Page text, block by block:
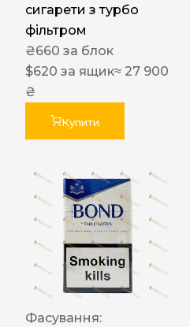
сигарети з турбо
фільтром
₴660 за блок
$620 за ящик≈ 27 900
₴
Купити
Фасування: